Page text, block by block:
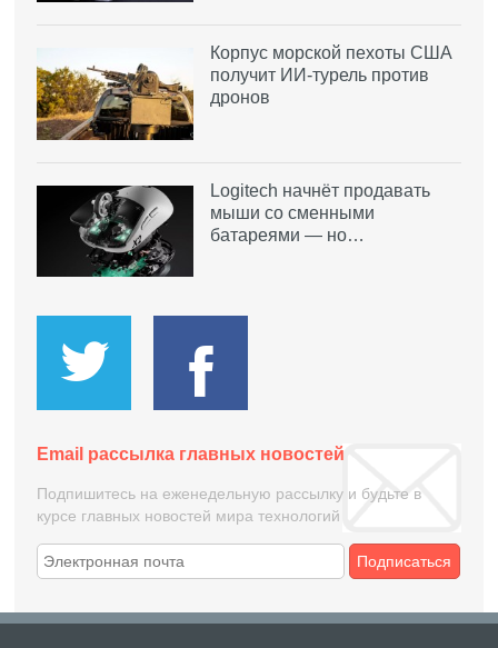
Корпус морской пехоты США
получит ИИ-турель против
дронов
Logitech начнёт продавать
мыши со сменными
батареями — но…
Email рассылка главных новостей
Подпишитесь на еженедельную рассылку и будьте в
курсе главных новостей мира технологий
Подписаться